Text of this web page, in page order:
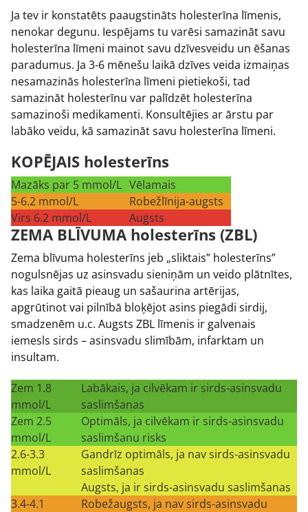
Ja tev ir konstatēts paaugstināts holesterīna līmenis,
nenokar degunu. Iespējams tu varēsi samazināt savu
holesterīna līmeni mainot savu dzīvesveidu un ēšanas
paradumus. Ja 3-6 mēnešu laikā dzīves veida izmaiņas
nesamazinās holesterīna līmeni pietiekoši, tad
samazināt holesterīnu var palīdzēt holesterīna
samazinoši medikamenti. Konsultējies ar ārstu par
labāko veidu, kā samazināt savu holesterīna līmeni.
KOPĒJAIS holesterīns
Mazāks par 5 mmol/L Vēlamais
5-6.2 mmol/L
Robežlīnija-augsts
Virs 6.2 mmol/L
Augsts
ZEMA BLĪVUMA holesterīns (ZBL)
Zema blīvuma holesterīns jeb „sliktais” holesterīns”
nogulsnējas uz asinsvadu sieniņām un veido plātnītes,
kas laika gaitā pieaug un sašaurina artērijas,
apgrūtinot vai pilnībā bloķējot asins piegādi sirdij,
smadzenēm u.c. Augsts ZBL līmenis ir galvenais
iemesls sirds – asinsvadu slimībām, infarktam un
insultam.
Zem 1.8
mmol/L
Labākais, ja cilvēkam ir sirds-asinsvadu
saslimšanas
Zem 2.5
mmol/L
Optimāls, ja cilvēkam ir sirds-asinsvadu
saslimšanu risks
2.6-3.3
mmol/L
Gandrīz optimāls, ja nav sirds-asinsvadu
saslimšanas
Augsts, ja ir sirds-asinsvadu saslimšanas
3.4-4.1
Robežaugsts, ja nav sirds-asinsvadu